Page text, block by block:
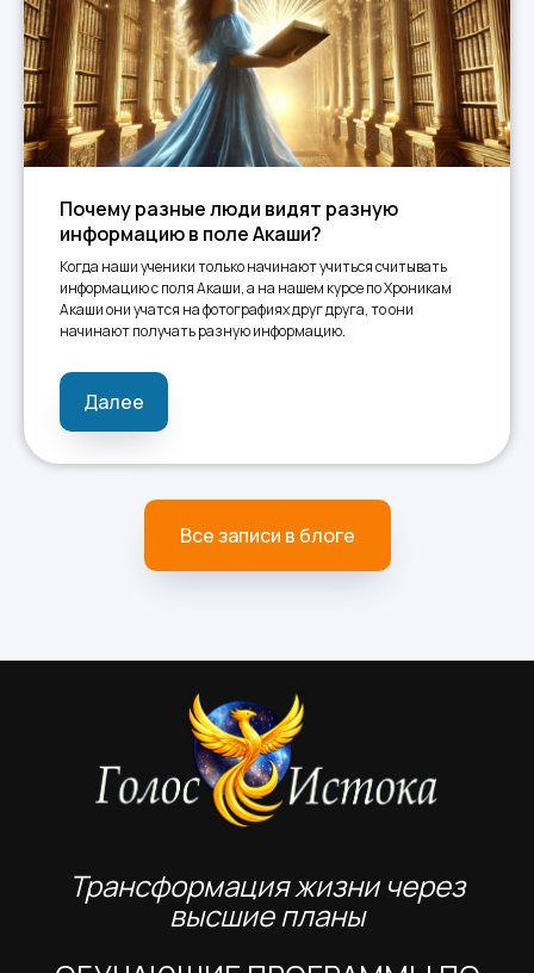
Почему разные люди видят разную
информацию в поле Акаши?
Когда наши ученики только начинают учиться считывать
информацию с поля Акаши, а на нашем курсе по Хроникам
Акаши они учатся на фотографиях друг друга, то они
начинают получать разную информацию.
Далее
Все записи в блоге
Трансформация жизни через
высшие планы